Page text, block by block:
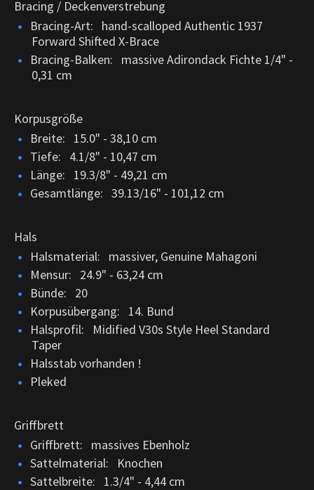
Bracing / Deckenverstrebung
Bracing-Art: hand-scalloped Authentic 1937
Forward Shifted X-Brace
Bracing-Balken: massive Adirondack Fichte 1/4" -
0,31 cm
Korpusgröße
Breite: 15.0" - 38,10 cm
Tiefe: 4.1/8" - 10,47 cm
Länge: 19.3/8" - 49,21 cm
Gesamtlänge: 39.13/16" - 101,12 cm
Hals
Halsmaterial: massiver, Genuine Mahagoni
Mensur: 24.9" - 63,24 cm
Bünde: 20
Korpusübergang: 14. Bund
Halsprofil: Midified V30s Style Heel Standard
Taper
Halsstab vorhanden !
Pleked
Griffbrett
Griffbrett: massives Ebenholz
Sattelmaterial: Knochen
Sattelbreite: 1.3/4" - 4,44 cm